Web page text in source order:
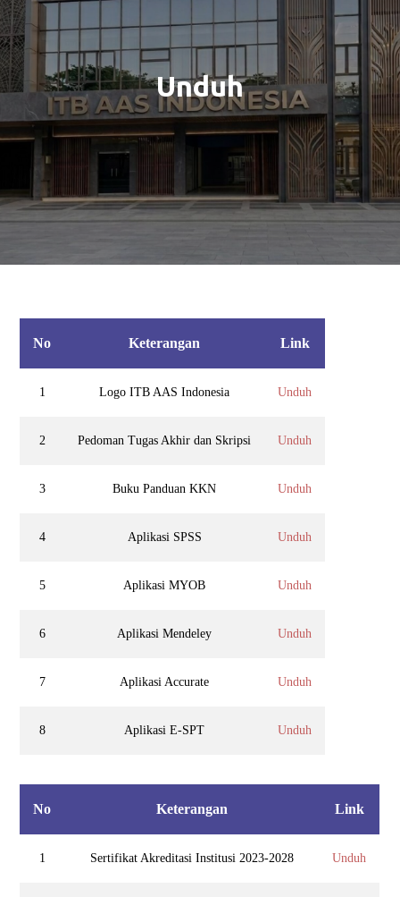
Unduh
No Keterangan Link
1 Logo ITB AAS Indonesia Unduh
2 Pedoman Tugas Akhir dan Skripsi Unduh
3 Buku Panduan KKN Unduh
4 Aplikasi SPSS Unduh
5 Aplikasi MYOB Unduh
6 Aplikasi Mendeley Unduh
7 Aplikasi Accurate Unduh
8 Aplikasi E-SPT Unduh
No Keterangan Link
1 Sertifikat Akreditasi Institusi 2023-2028 Unduh